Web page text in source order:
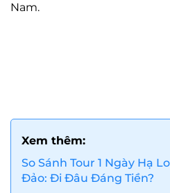
Nam.
Xem thêm:
So Sánh Tour 1 Ngày Hạ
Đảo: Đi Đâu Đáng Tiền?